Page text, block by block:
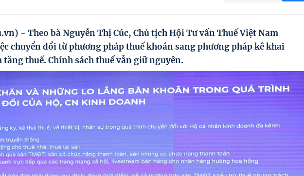
- Theo bà Nguyễn Thị Cúc, Chủ tịch Hội Tư vấn Thuế Việt Nam
chuyển đổi từ phương pháp thuế khoán sang phương pháp kê khai
thuế. Chính sách thuế vẫn giữ nguyên.